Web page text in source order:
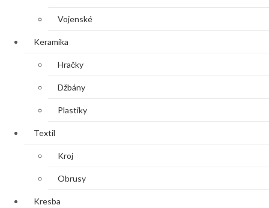
Vojenské
Keramika
Hračky
Džbány
Plastiky
Textil
Kroj
Obrusy
Kresba